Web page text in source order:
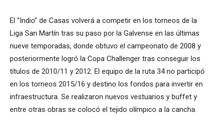
El “Indio” de Casas volverá a competir en los torneos de la
Liga San Martín tras su paso por la Galvense en las últimas
nueve temporadas, donde obtuvo el campeonato de 2008 y
posteriormente logró la Copa Challenger tras conseguir los
títulos de 2010/11 y 2012. El equipo de la ruta 34 no participó
en los torneos 2015/16 y destino los fondos para invertir en
infraestructura. Se realizaron nuevos vestuarios y buffet y
entre otras obras se colocó el tejido olímpico a la cancha.